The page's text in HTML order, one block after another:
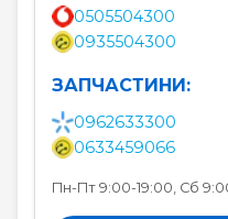
0505504300
0935504300
ЗАПЧАСТИНИ:
0962633300
0633459066
Пн-Пт 9:00-19:00, Сб